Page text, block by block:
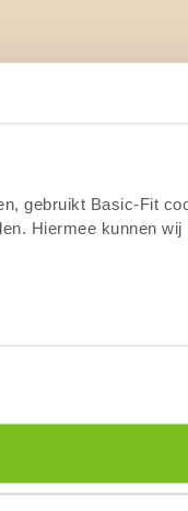
gebruikt Basic-Fit
Hiermee kunnen